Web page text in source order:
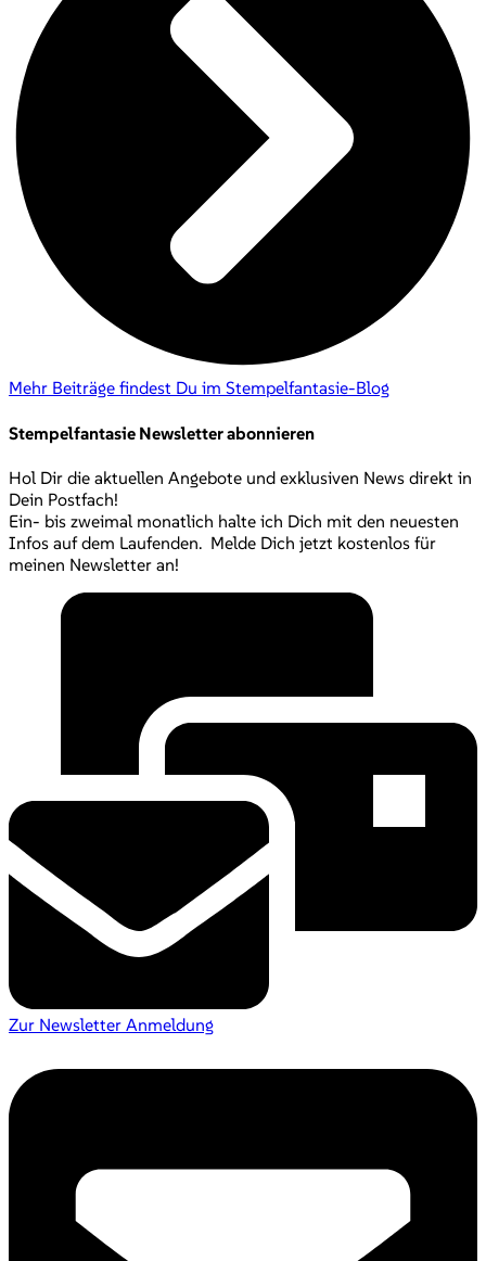
Mehr Beiträge findest Du im Stempelfantasie-Blog
Stempelfantasie Newsletter abonnieren
Hol Dir die aktuellen Angebote und exklusiven News direkt in
Dein Postfach!
Ein- bis zweimal monatlich halte ich Dich mit den neuesten
Infos auf dem Laufenden. Melde Dich jetzt kostenlos für
meinen Newsletter an!
Zur Newsletter Anmeldung